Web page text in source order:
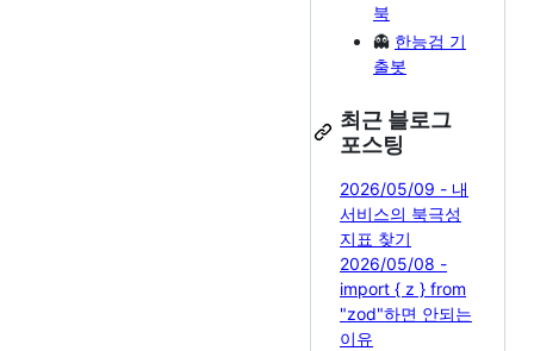
북
👻 한능검 기
출봇
최근 블로그
포스팅
2026/05/09 - 내
서비스의 북극성
지표 찾기
2026/05/08 -
import { z } from
"zod"하면 안되는
이유